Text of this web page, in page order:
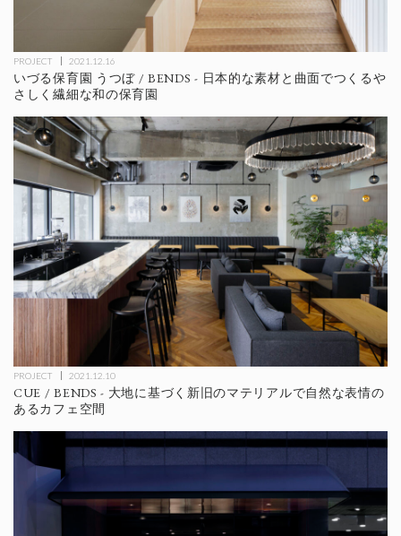
PROJECT 2021.12.16
いづる保育園 うつぼ / BENDS - 日本的な素材と曲面でつくるや
さしく繊細な和の保育園
PROJECT 2021.12.10
CUE / BENDS - 大地に基づく新旧のマテリアルで自然な表情の
あるカフェ空間